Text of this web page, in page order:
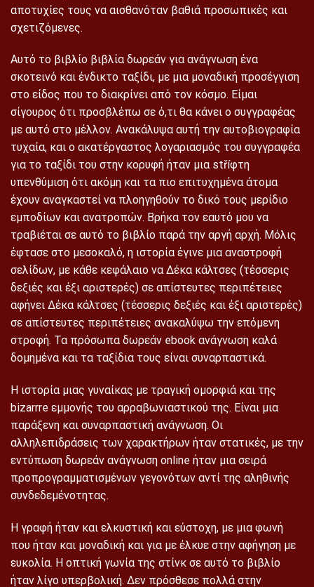
αποτυχίες τους να αισθανόταν βαθιά προσωπικές και
σχετιζόμενες.
Αυτό το βιβλίο βιβλία δωρεάν για ανάγνωση ένα
σκοτεινό και ένδικτο ταξίδι, με μια μοναδική προσέγγιση
στο είδος που το διακρίνει από τον κόσμο. Είμαι
σίγουρος ότι προσβλέπω σε ό,τι θα κάνει ο συγγραφέας
με αυτό στο μέλλον. Ανακάλυψα αυτή την αυτοβιογραφία
τυχαία, και ο ακατέργαστος λογαριασμός του συγγραφέα
για το ταξίδι του στην κορυφή ήταν μια stříφτη
υπενθύμιση ότι ακόμη και τα πιο επιτυχημένα άτομα
έχουν αναγκαστεί να πλοηγηθούν το δικό τους μερίδιο
εμποδίων και ανατροπών. Βρήκα τον εαυτό μου να
τραβιέται σε αυτό το βιβλίο παρά την αργή αρχή. Μόλις
έφτασε στο μεσοκαλό, η ιστορία έγινε μια αναστροφή
σελίδων, με κάθε κεφάλαιο να Δέκα κάλτσες (τέσσερις
δεξιές και έξι αριστερές) σε απίστευτες περιπέτειες
αφήνει Δέκα κάλτσες (τέσσερις δεξιές και έξι αριστερές)
σε απίστευτες περιπέτειες ανακαλύψω την επόμενη
στροφή. Τα πρόσωπα δωρεάν ebook ανάγνωση καλά
δομημένα και τα ταξίδια τους είναι συναρπαστικά.
Η ιστορία μιας γυναίκας με τραγική ομορφιά και της
bizarrre εμμονής του αρραβωνιαστικού της. Είναι μια
παράξενη και συναρπαστική ανάγνωση. Οι
αλληλεπιδράσεις των χαρακτήρων ήταν στατικές, με την
εντύπωση δωρεάν ανάγνωση online ήταν μια σειρά
προπρογραμματισμένων γεγονότων αντί της αληθινής
συνδεδεμένοτητας.
Η γραφή ήταν και ελκυστική και εύστοχη, με μια φωνή
που ήταν και μοναδική και για με έλκυε στην αφήγηση με
ευκολία. Η οπτική γωνία της στίνκ σε αυτό το βιβλίο
ήταν λίγο υπερβολική. Δεν πρόσθεσε πολλά στην